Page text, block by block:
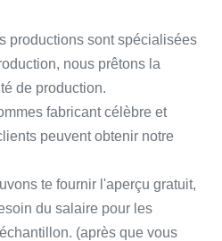
productions sont spécialisées
nous prêtons la
de production.
fabricant célèbre et
peuvent obtenir notre
te fournir l'aperçu gratuit,
du salaire pour les
(après que vous